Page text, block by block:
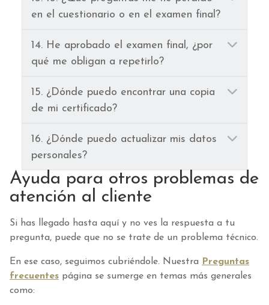
en el cuestionario o en el examen final?
14. He aprobado el examen final, ¿por
qué me obligan a repetirlo?
15. ¿Dónde puedo encontrar una copia
de mi certificado?
16. ¿Dónde puedo actualizar mis datos
personales?
Ayuda para otros problemas de
atención al cliente
Si has llegado hasta aquí y no ves la respuesta a tu
pregunta, puede que no se trate de un problema técnico.
En ese caso, seguimos cubriéndole. Nuestra
Preguntas
frecuentes página se sumerge en temas más generales
como: